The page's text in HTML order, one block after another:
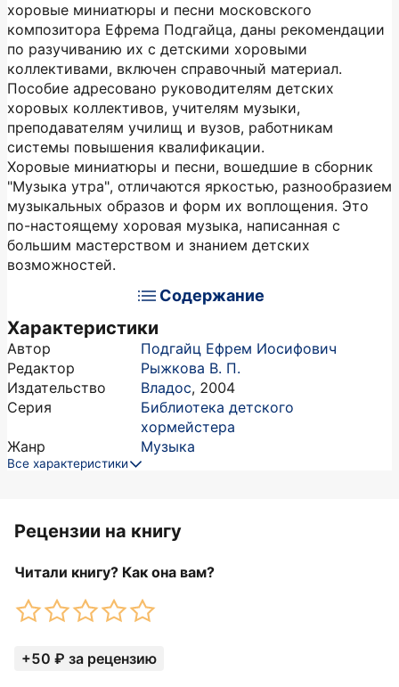
хоровые миниатюры и песни московского
композитора Ефрема Подгайца, даны рекомендации
по разучиванию их с детскими хоровыми
коллективами, включен справочный материал.
Пособие адресовано руководителям детских
хоровых коллективов, учителям музыки,
преподавателям училищ и вузов, работникам
системы повышения квалификации.
Хоровые миниатюры и песни, вошедшие в сборник
"Музыка утра", отличаются яркостью, разнообразием
музыкальных образов и форм их воплощения. Это
по-настоящему хоровая музыка, написанная с
большим мастерством и знанием детских
возможностей.
Содержание
Характеристики
Автор
Подгайц Ефрем Иосифович
Редактор
Рыжкова В. П.
Издательство
Владос, 2004
Серия
Библиотека детского
хормейстера
Жанр
Музыка
Все характеристики
Рецензии на книгу
Читали книгу? Как она вам?
+50 ₽ за рецензию